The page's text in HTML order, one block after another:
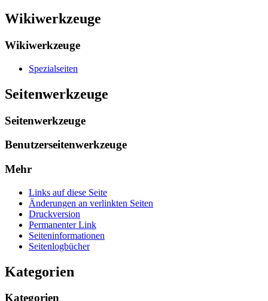
Wikiwerkzeuge
Wikiwerkzeuge
Spezialseiten
Seitenwerkzeuge
Seitenwerkzeuge
Benutzerseitenwerkzeuge
Mehr
Links auf diese Seite
Änderungen an verlinkten Seiten
Druckversion
Permanenter Link
Seiten­­informationen
Seitenlogbücher
Kategorien
Kategorien